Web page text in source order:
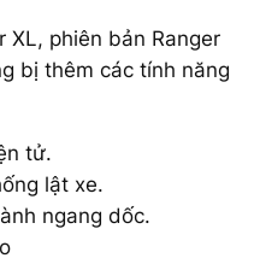
XL, phiên bản Ranger
bị thêm các tính năng
tử.
lật xe.
ngang dốc.